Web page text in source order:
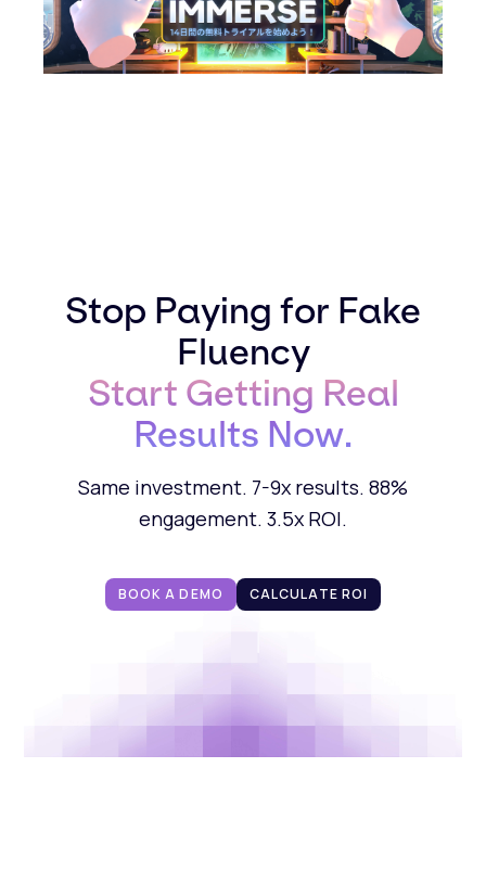
Stop Paying for Fake
Fluency
Start Getting Real
Results Now.
Same investment. 7-9x results. 88%
engagement. 3.5x ROI.
BOOK A DEMO CALCULATE ROI